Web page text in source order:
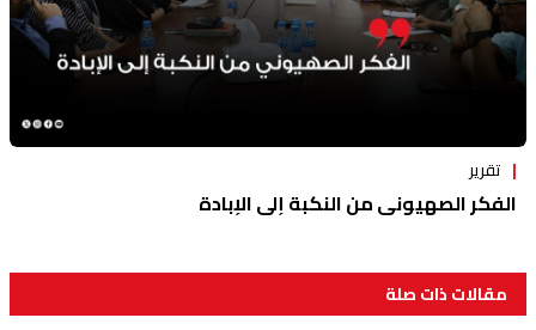
تقرير
الفكر الصهيوني من النكبة إلى الإبادة
مقالات ذات صلة